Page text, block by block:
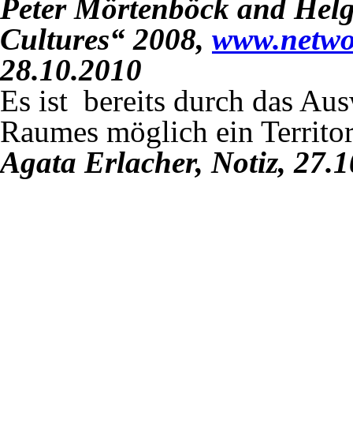
Peter Mörtenböck and
Cultures“ 2008,
28.10.2010
Es ist bereits durch das
Raumes möglich ein
Agata Erlacher, Notiz,